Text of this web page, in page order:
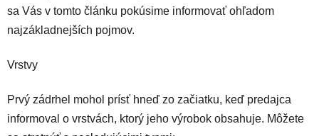
sa Vás v tomto článku pokúsime informovať ohľadom
najzákladnejších pojmov.
Vrstvy
Prvý zádrhel mohol prísť hneď zo začiatku, keď predajca
informoval o vrstvách, ktorý jeho výrobok obsahuje. Môžete